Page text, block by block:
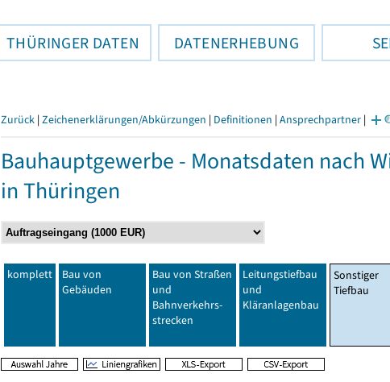
THÜRINGER DATEN DATENERHEBUNG
Zurück | Zeichenerklärungen/Abkürzungen | Definitionen | Ansprechpartner |
Bauhauptgewerbe - Monatsdaten nach
in Thüringen
komplett
Bau von
Gebäuden
Bau von Straßen
und
Bahnverkehrs-
strecken
Leitungstiefbau
und
Kläranlagenbau
Sonstiger
Tiefbau